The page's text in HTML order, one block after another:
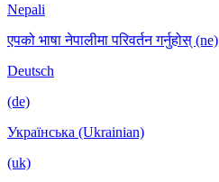
Nepali
एपको भाषा नेपालीमा परिवर्तन गर्नुहोस् (ne)
Deutsch
(de)
Українська (Ukrainian)
(uk)